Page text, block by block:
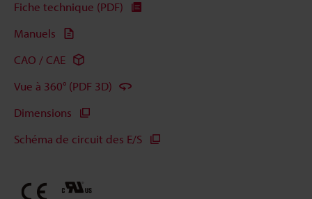
Fiche technique (PDF)
Manuels
CAO / CAE
Vue à 360° (PDF 3D)
Dimensions
Schéma de circuit des E/S